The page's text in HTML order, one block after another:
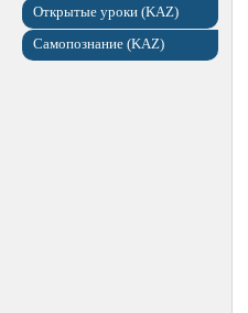
Открытые уроки (KAZ)
Самопознание (KAZ)